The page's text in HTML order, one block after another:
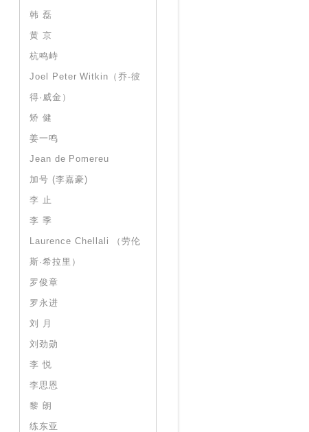
韩 磊
黄 京
杭鸣峙
Joel Peter Witkin（乔-彼
得·威金）
矫 健
姜一鸣
Jean de Pomereu
加号 (李嘉豪)
李 止
李 季
Laurence Chellali （劳伦
斯·希拉里）
罗俊章
罗永进
刘 月
刘劲勋
李 悦
李思恩
黎 朗
练东亚